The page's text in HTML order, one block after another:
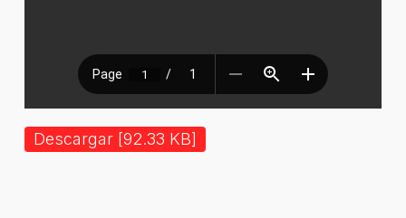
Descargar [92.33 KB]